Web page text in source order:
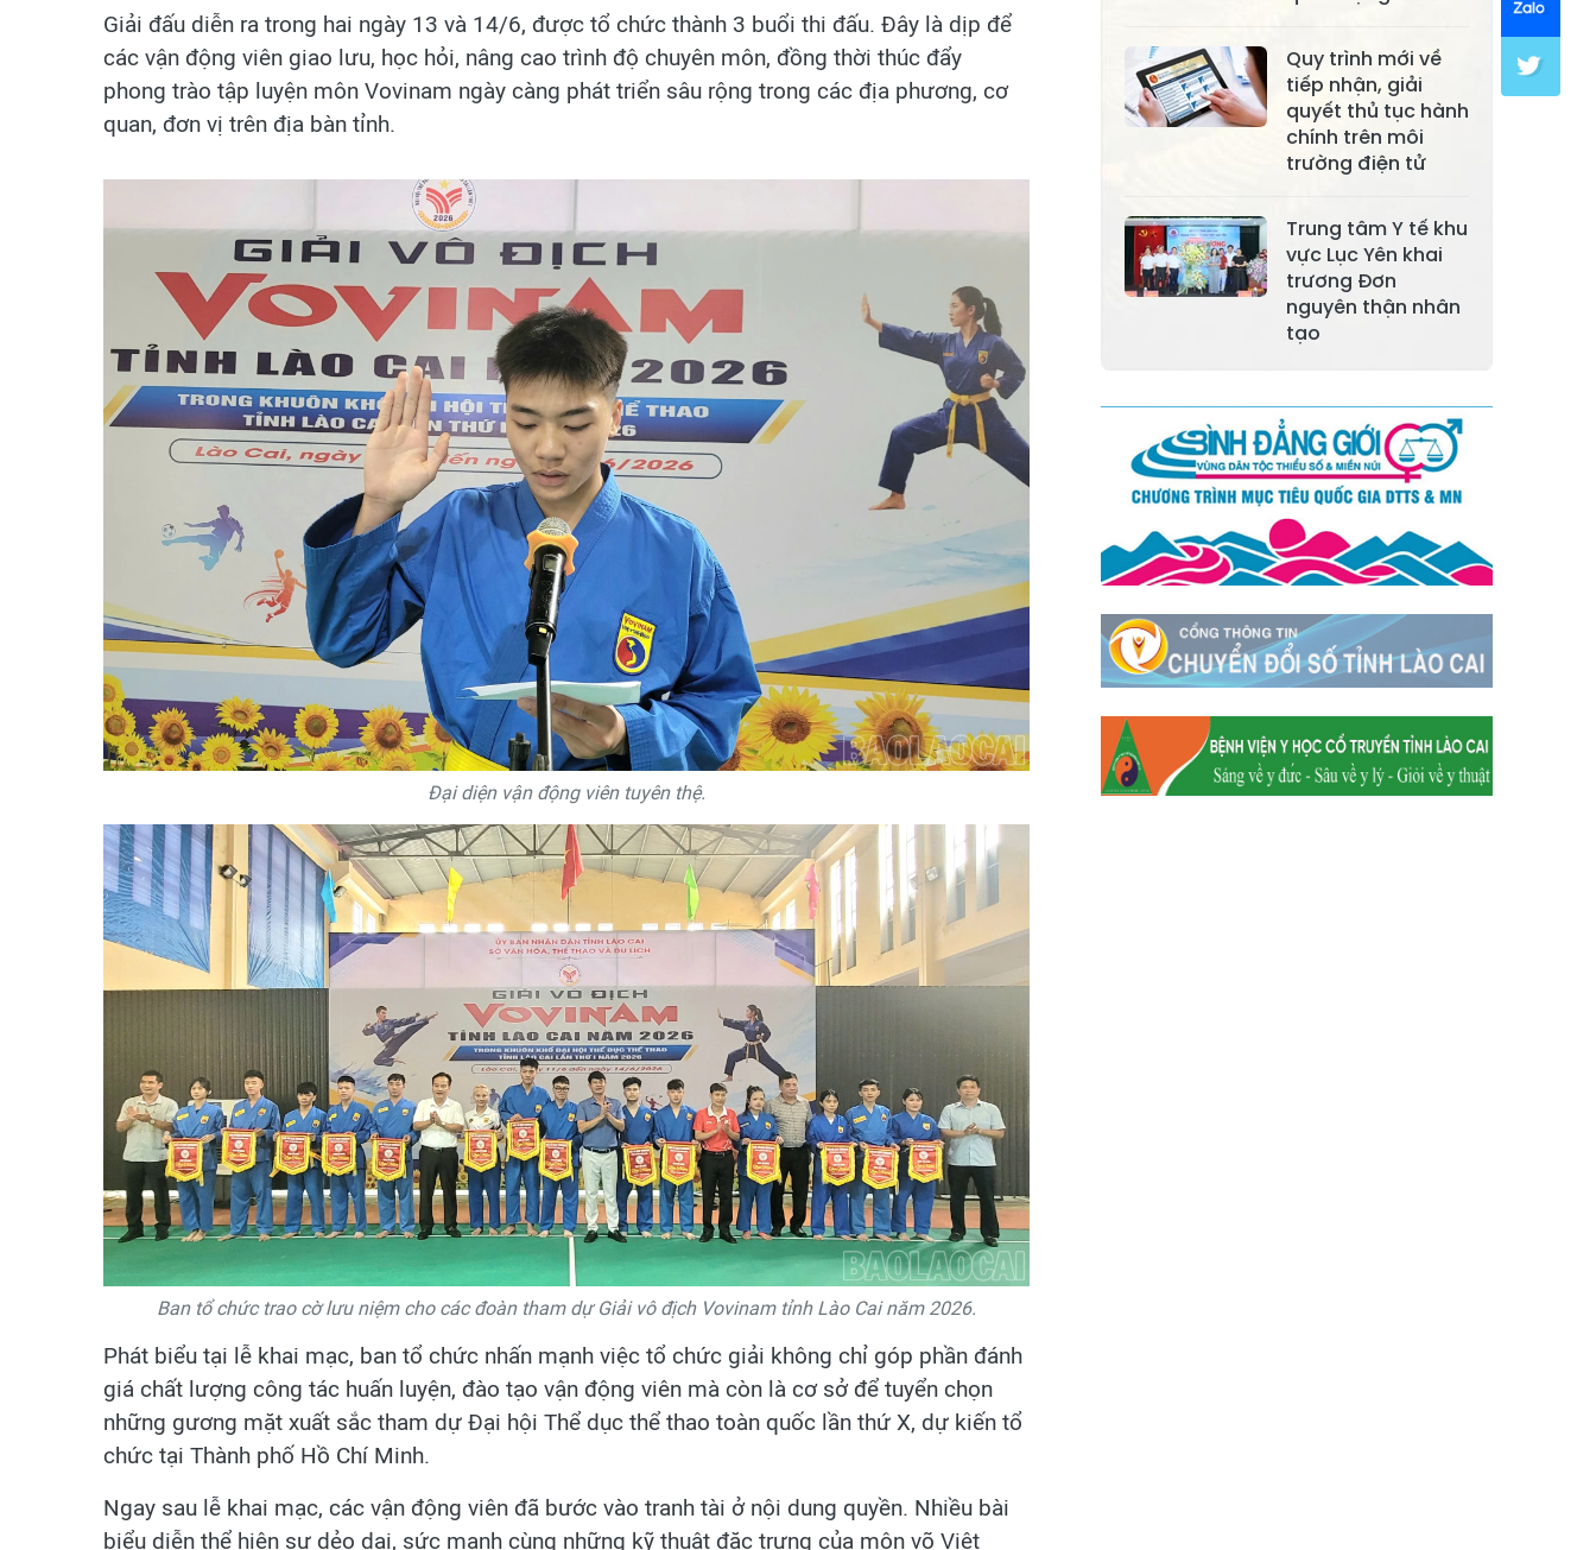
Giải đấu diễn ra trong hai ngày 13 và 14/6, được tổ chức thành 3 buổi thi đấu. Đây là dịp để
các vận động viên giao lưu, học hỏi, nâng cao trình độ chuyên môn, đồng thời thúc đẩy
phong trào tập luyện môn Vovinam ngày càng phát triển sâu rộng trong các địa phương, cơ
quan, đơn vị trên địa bàn tỉnh.
Đại diện vận động viên tuyên thệ.
Ban tổ chức trao cờ lưu niệm cho các đoàn tham dự Giải vô địch Vovinam tỉnh Lào Cai năm 2026.
Phát biểu tại lễ khai mạc, ban tổ chức nhấn mạnh việc tổ chức giải không chỉ góp phần đánh
giá chất lượng công tác huấn luyện, đào tạo vận động viên mà còn là cơ sở để tuyển chọn
những gương mặt xuất sắc tham dự Đại hội Thể dục thể thao toàn quốc lần thứ X, dự kiến tổ
chức tại Thành phố Hồ Chí Minh.
Ngay sau lễ khai mạc, các vận động viên đã bước vào tranh tài ở nội dung quyền. Nhiều bài
biểu diễn thể hiện sự dẻo dai, sức mạnh cùng những kỹ thuật đặc trưng của môn võ Việt
Xã Yên Thành
Xã Thác Bà
Xã Yên Bình
Xã Bảo Ái
Xã Hưng
Xã Lương
Thịnh
Xã Việt Hồng
Xã Cốc San
Xã Xuân
Quang
Xã Bảo Thắng
Xã Tằng Loỏng
Xã Gia Phú
Xã Mường
Hum
Xã Dền Sáng
Xã Trịnh Tường
Xã Nậm Chày
Xã Bản Xèo
Xã Bát Xát
Xã Võ Lao
Xã Khánh Yên
Xã Văn Bàn
Xã Dương Quỳ
Quy trình mới về
tiếp nhận, giải
quyết thủ tục hành
chính trên môi
trường điện tử
Trung tâm Y tế khu
vực Lục Yên khai
trương Đơn
nguyên thận nhân
tạo